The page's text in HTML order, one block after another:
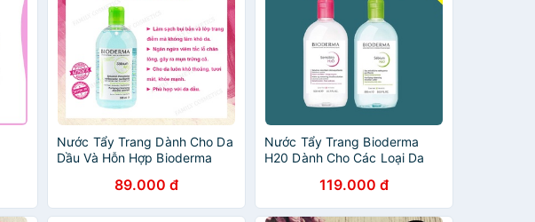
Nước Tẩy Trang Dành Cho Da
Dầu Và Hỗn Hợp Bioderma
Cosmetics89.000 đ
Nước Tẩy Trang Bioderma
H20 Dành Cho Các Loại Da
119.000 đ